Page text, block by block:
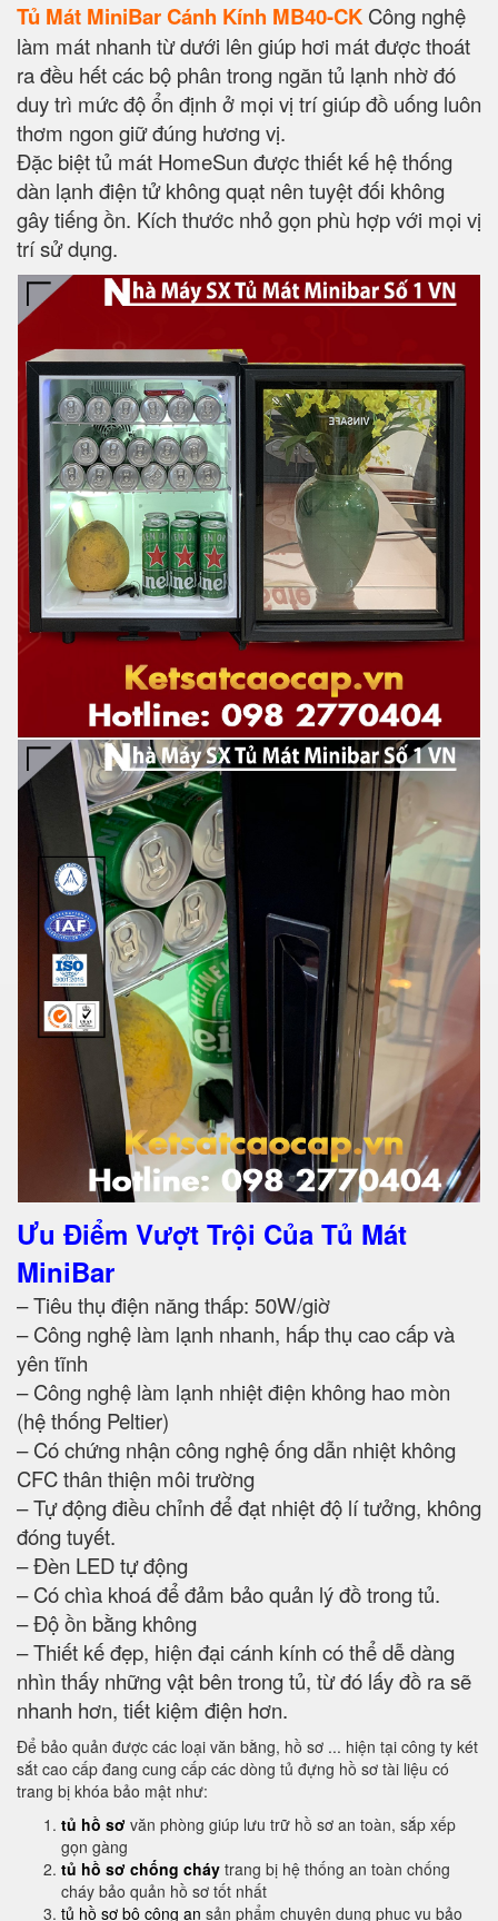
Tủ Mát MiniBar Cánh Kính MB40-CK Công nghệ
làm mát nhanh từ dưới lên giúp hơi mát được thoát
ra đều hết các bộ phân trong ngăn tủ lạnh nhờ đó
duy trì mức độ ổn định ở mọi vị trí giúp đồ uống luôn
thơm ngon giữ đúng hương vị.
Đặc biệt tủ mát HomeSun được thiết kế hệ thống
dàn lạnh điện tử không quạt nên tuyệt đối không
gây tiếng ồn. Kích thước nhỏ gọn phù hợp với mọi vị
trí sử dụng.
Ưu Điểm Vượt Trội Của Tủ Mát
MiniBar
– Tiêu thụ điện năng thấp: 50W/giờ
– Công nghệ làm lạnh nhanh, hấp thụ cao cấp và
yên tĩnh
– Công nghệ làm lạnh nhiệt điện không hao mòn
(hệ thống Peltier)
– Có chứng nhận công nghệ ống dẫn nhiệt không
CFC thân thiện môi trường
– Tự động điều chỉnh để đạt nhiệt độ lí tưởng, không
đóng tuyết.
– Đèn LED tự động
– Có chìa khoá để đảm bảo quản lý đồ trong tủ.
– Độ ồn bằng không
– Thiết kế đẹp, hiện đại cánh kính có thể dễ dàng
nhìn thấy những vật bên trong tủ, từ đó lấy đồ ra sẽ
nhanh hơn, tiết kiệm điện hơn.
Để bảo quản được các loại văn bằng, hồ sơ ... hiện tại công ty két
sắt cao cấp đang cung cấp các dòng tủ đựng hồ sơ tài liệu có
trang bị khóa bảo mật như:
tủ hồ sơ văn phòng giúp lưu trữ hồ sơ an toàn, sắp xếp
gọn gàng
tủ hồ sơ chống cháy trang bị hệ thống an toàn chống
cháy bảo quản hồ sơ tốt nhất
tủ hồ sơ bộ công an sản phẩm chuyên dụng phục vụ bảo